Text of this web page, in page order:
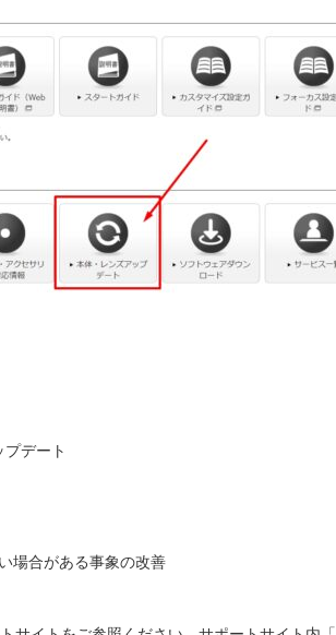
デート
場合がある事象の改善